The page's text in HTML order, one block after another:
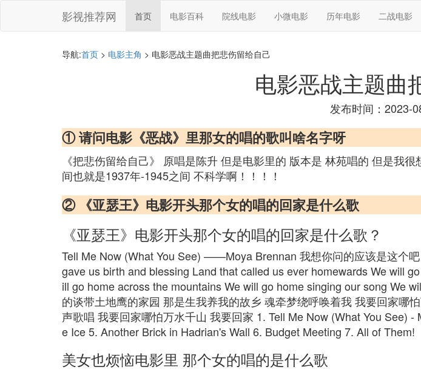
影视推荐网 首页 电影百科 院线电影 小微电影 历年电影 二战电影
导航:首页 > 电影主角 > 电影恶战主题曲把悲伤留给自己
电影恶战主题曲
发布时间：2023-
① 请问电影《恶战》里那女的唱的歌叫啥名字呀
《把悲伤留给自己》 原唱是陈升 但是电影里的 版本是 林苑唱的 但是我
间也就是1937年-1945之间 不科学啊！！！！
② 《亚瑟王》电影开头那个女的唱的回家是什么歌
《亚瑟王》电影开头那个女的唱的回家是什么歌？
Tell Me Now (What You See) ——Moya Brennan 我想你问的应该是这个
gave us birth and blessing Land that called us ever homewards We will
ill go home across the mountains We will go home singing our song We
的谈带土地鹰的家园 那是生我养我的故乡 魂牵梦绕呼唤着我 我要回家哪
声歌唱 我要回家哪怕万水千山 我要回家 1. Tell Me Now (What You See)
e Ice 5. Another Brick in Hadrian's Wall 6. Budget Meeting 7. All of Them!
美女也烦恼电影里 那个女的唱的是什么歌